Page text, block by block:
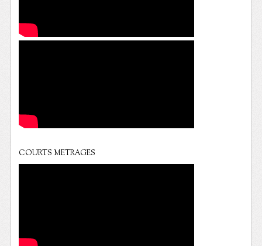
COURTS METRAGES